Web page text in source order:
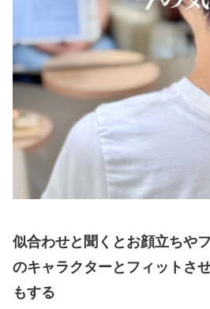
似合わせと聞くとお顔立ちや
のキャラクターとフィットさ
もする